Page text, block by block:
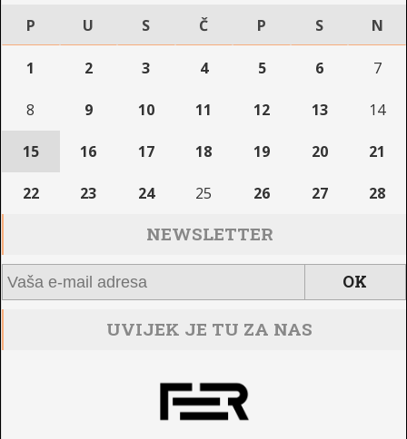
P U S Č P S N
1 2 3 4 5 6 7
8 9 10 11 12 13 14
15 16 17 18 19 20 21
22 23 24 25 26 27 28
NEWSLETTER
UVIJEK JE TU ZA NAS